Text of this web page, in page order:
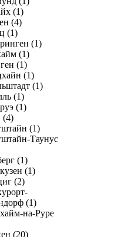
(1)
(4)
(1)
(1)
(1)
(1)
(1)
(1)
(1)
(1)
(4)
(1)
Таунус
(1)
(1)
(2)
(1)
на-Руре
(20)